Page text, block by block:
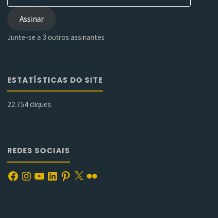
de
Assinar
Junte-se a 3 outros assinantes
ESTATÍSTICAS DO SITE
22.754 cliques
REDES SOCIAIS
Facebook
Instagram
YouTubeLinkedInPinterest
X Flickr